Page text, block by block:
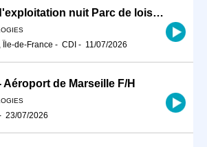
Responsable d'exploitation nuit Parc de loisir F/H
Île-de-France - CDI - 11/07/2026
de Marseille F/H
23/07/2026